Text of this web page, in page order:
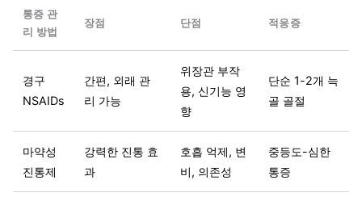
통증 관
리 방법
장점 단점 적응증
경구
NSAIDs
간편, 외래 관
리 가능
위장관 부작
용, 신기능 영
향
단순 1-2개 늑
골 골절
마약성
진통제
강력한 진통 효
과
호흡 억제, 변
비, 의존성
중등도-심한
통증